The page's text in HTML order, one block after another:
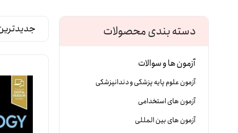
دسته بندی محصولات
آزمون ها و سوالات
آزمون علوم پایه پزشکی و دندانپزشکی
آزمون های استخدامی
آزمون های بین المللی